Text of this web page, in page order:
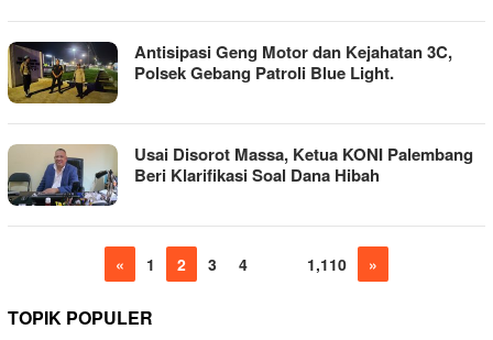
Antisipasi Geng Motor dan Kejahatan 3C,
Polsek Gebang Patroli Blue Light.
Usai Disorot Massa, Ketua KONI Palembang
Beri Klarifikasi Soal Dana Hibah
« 1 2 3 4 1,110 »
TOPIK POPULER